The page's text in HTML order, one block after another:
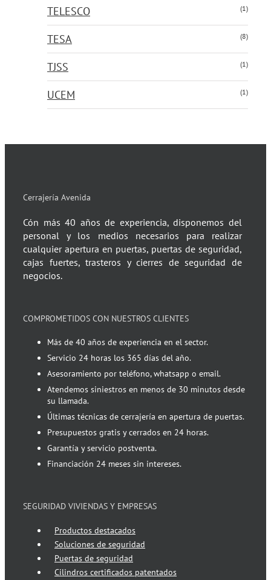
TELESCO (1)
TESA (8)
TJSS (1)
UCEM (1)
Cerrajería Avenida
Cón más 40 años de experiencia, disponemos del
personal y los medios necesarios para realizar
cualquier apertura en puertas, puertas de seguridad,
cajas fuertes, trasteros y cierres de seguridad de
negocios.
COMPROMETIDOS CON NUESTROS CLIENTES
Más de 40 años de experiencia en el sector.
Servicio 24 horas los 365 días del año.
Asesoramiento por teléfono, whatsapp o email.
Atendemos siniestros en menos de 30 minutos desde
su llamada.
Últimas técnicas de cerrajería en apertura de puertas.
Presupuestos gratis y cerrados en 24 horas.
Garantía y servicio postventa.
Financiación 24 meses sin intereses.
SEGURIDAD VIVIENDAS Y EMPRESAS
Productos destacados
Soluciones de seguridad
Puertas de seguridad
Cilindros certificados patentados